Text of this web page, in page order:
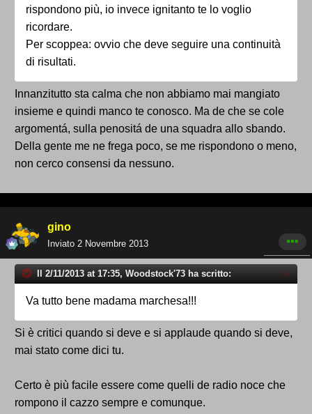
rispondono più, io invece ignitanto te lo voglio
ricordare.
Per scoppea: ovvio che deve seguire una continuità
di risultati.
Innanzitutto sta calma che non abbiamo mai mangiato
insieme e quindi manco te conosco. Ma de che se cole
argomentá, sulla penositá de una squadra allo sbando.
Della gente me ne frega poco, se me rispondono o meno,
non cerco consensi da nessuno.
gino
Inviato 2 Novembre 2013
Il 2/11/2013 at 17:35, Woodstock'73 ha scritto:
Va tutto bene madama marchesa!!!
Si è critici quando si deve e si applaude quando si deve,
mai stato come dici tu.
Certo è più facile essere come quelli de radio noce che
rompono il cazzo sempre e comunque.